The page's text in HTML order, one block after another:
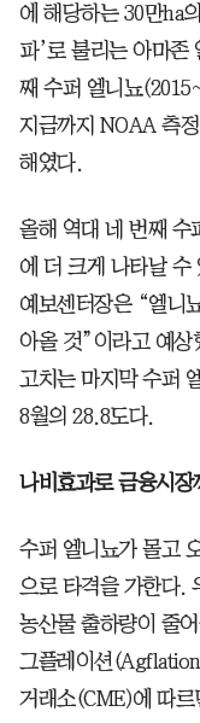
에 해당하는 30만ha
파’로 불리는 아마존
째 수퍼 엘니뇨
지금까지 NOAA 측
해였다.
올해 역대 네 번째 수
에 더 크게 나타날 수
예보센터장은 “엘니
아올 것”이라고 예상
고치는 마지막 수퍼
8월의 28.8도다.
나비효과로 금융시장
수퍼 엘니뇨가 몰고
으로 타격을 가한다.
농산물 출하량이 줄
그플레이션
거래소(CME)에 따